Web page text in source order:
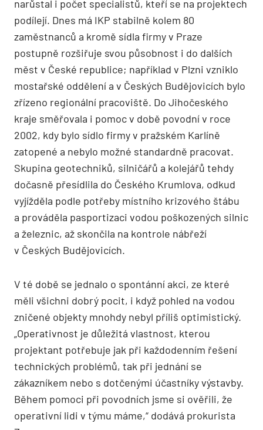
narůstal i počet specialistů, kteří se na projektech
podílejí. Dnes má IKP stabilně kolem 80
zaměstnanců a kromě sídla firmy v Praze
postupně rozšiřuje svou působnost i do dalších
měst v České republice; například v Plzni vzniklo
mostařské oddělení a v Českých Budějovicích bylo
zřízeno regionální pracoviště. Do Jihočeského
kraje směřovala i pomoc v době povodní v roce
2002, kdy bylo sídlo firmy v pražském Karlíně
zatopené a nebylo možné standardně pracovat.
Skupina geotechniků, silničářů a kolejářů tehdy
dočasně přesídlila do Českého Krumlova, odkud
vyjížděla podle potřeby místního krizového štábu
a prováděla pasportizaci vodou poškozených silnic
a železnic, až skončila na kontrole nábřeží
v Českých Budějovicích.
V té době se jednalo o spontánní akci, ze které
měli všichni dobrý pocit, i když pohled na vodou
zničené objekty mnohdy nebyl příliš optimistický.
„Operativnost je důležitá vlastnost, kterou
projektant potřebuje jak při každodenním řešení
technických problémů, tak při jednání se
zákazníkem nebo s dotčenými účastníky výstavby.
Během pomoci při povodních jsme si ověřili, že
operativní lidi v týmu máme,“ dodává prokurista